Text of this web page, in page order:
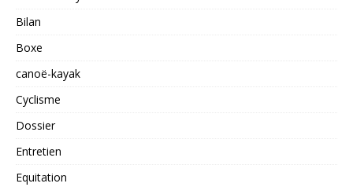
Bilan
Boxe
canoë-kayak
Cyclisme
Dossier
Entretien
Equitation